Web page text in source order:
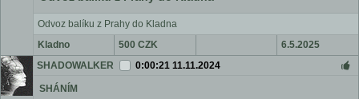
Odvoz balíku z Prahy do Kladna
Kladno
500 CZK
6.5.2025
SHADOWALKER
0:00:21 11.11.2024
SHÁNÍM